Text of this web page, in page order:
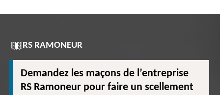
RS RAMONEUR
Demandez les maçons de l’entreprise
RS Ramoneur pour faire un scellement